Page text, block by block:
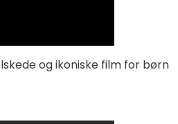
og ikoniske film for børn